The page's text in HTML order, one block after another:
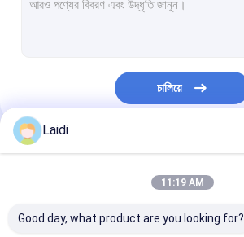
গবাদি পশু বেড়া প্যানেল
V Mesh নিরাপত্তা বেড়া
চালিয়ে
আমাদের বিভাগসমূহ
Laidi
11:19 AM
Good day, what product are you looking for?